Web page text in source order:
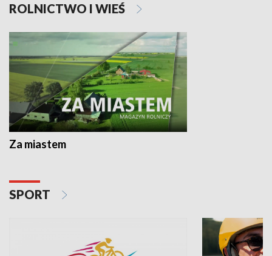
ROLNICTWO I WIEŚ
Za miastem
SPORT